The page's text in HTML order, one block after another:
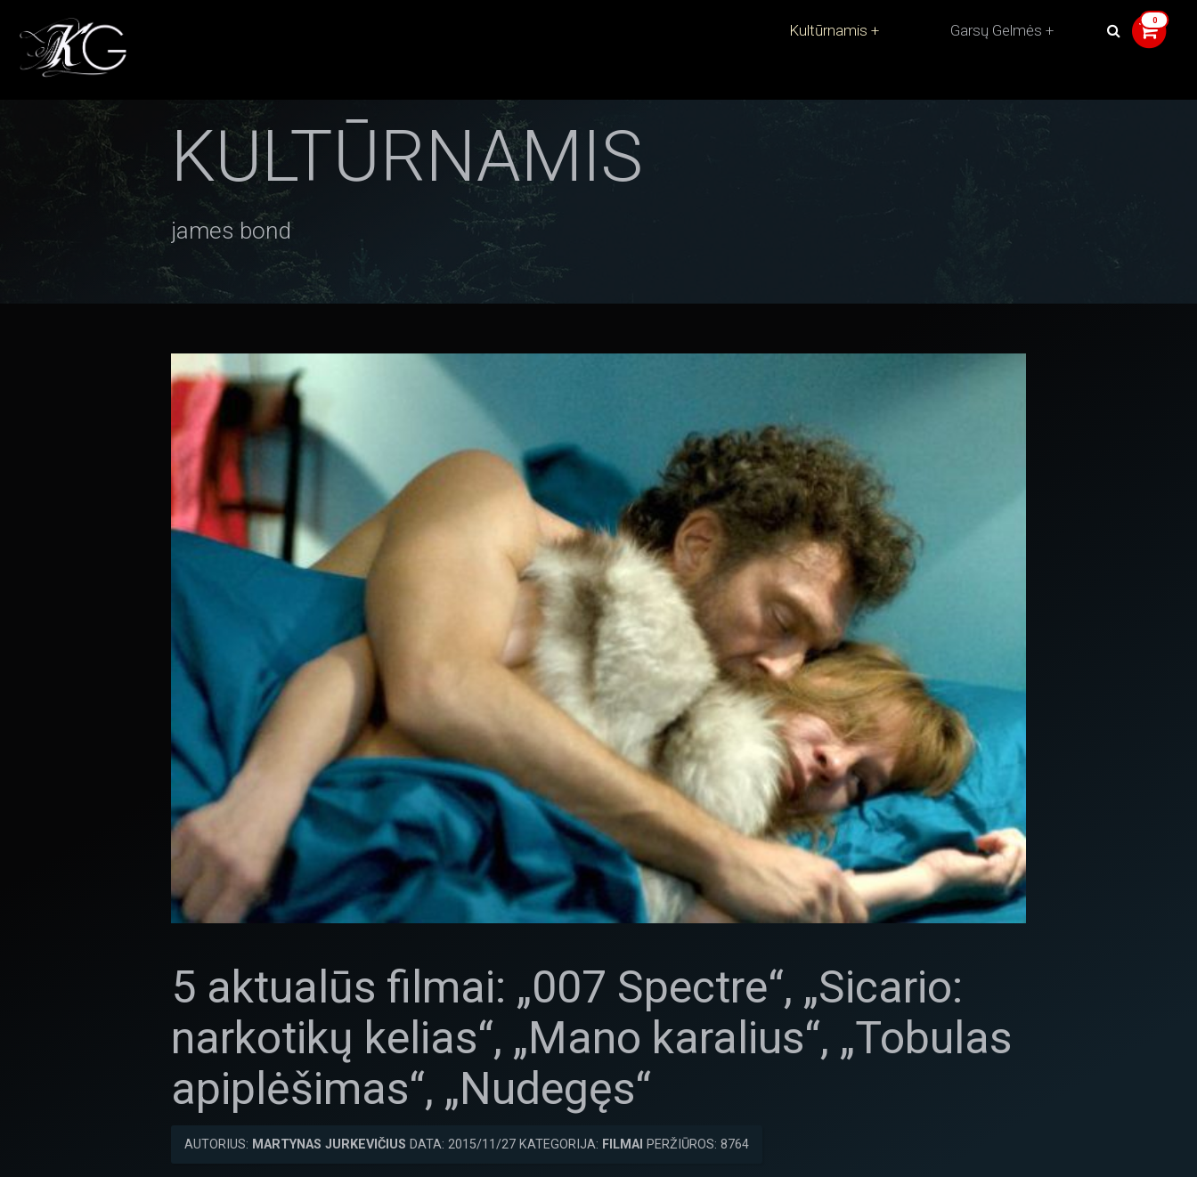
Kultūrnamis Garsų Gelmės
KULTŪRNAMIS
james bond
5 aktualūs filmai: „007 Spectre“, „Sicario:
narkotikų kelias“, „Mano karalius“, „Tobulas
apiplėšimas“, „Nudegęs“
AUTORIUS: MARTYNAS JURKEVIČIUS DATA: 2015/11/27 KATEGORIJA: FILMAI PERŽIŪROS: 8764